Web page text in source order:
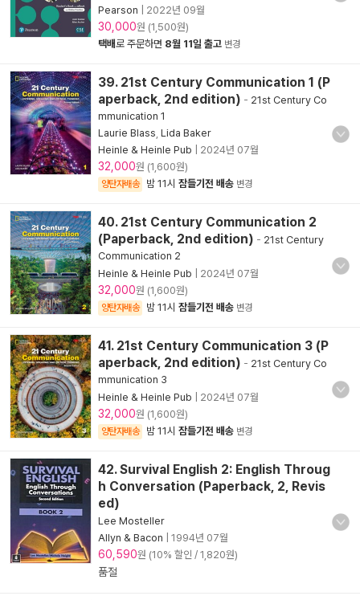
Pearson
2022년 09월
30,000원 (1,500원)
택배로 주문하면 8월 11일 출고 변경
39. 21st Century Communication 1 (P
aperback, 2nd edition) - 21st Century Co
mmunication 1
Laurie Blass Lida Baker
Heinle & Heinle Pub
2024년 07월
32,000원 (1,600원)
양탄자배송 밤 11시 잠들기전 배송 변경
40. 21st Century Communication 2
(Paperback, 2nd edition) - 21st Century
Communication 2
Heinle & Heinle Pub
2024년 07월
32,000원 (1,600원)
양탄자배송 밤 11시 잠들기전 배송 변경
41. 21st Century Communication 3 (P
aperback, 2nd edition) - 21st Century Co
mmunication 3
Heinle & Heinle Pub
2024년 07월
32,000원 (1,600원)
양탄자배송 밤 11시 잠들기전 배송 변경
42. Survival English 2: English Throug
h Conversation (Paperback, 2, Revis
ed)
Lee Mosteller
Allyn & Bacon
1994년 07월
60,590원 (10% 할인 / 1,820원)
품절